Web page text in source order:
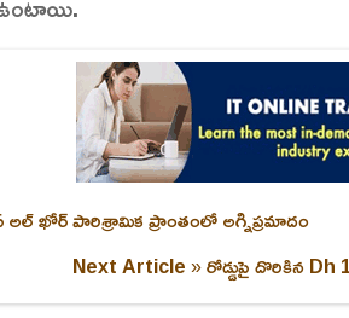
అల్ ఖోర్ పారిశ్రామిక ప్రాంతంలో అగ్నిప్రమాదం
Next Article »రోడ్డుపై దొరికిన Dh